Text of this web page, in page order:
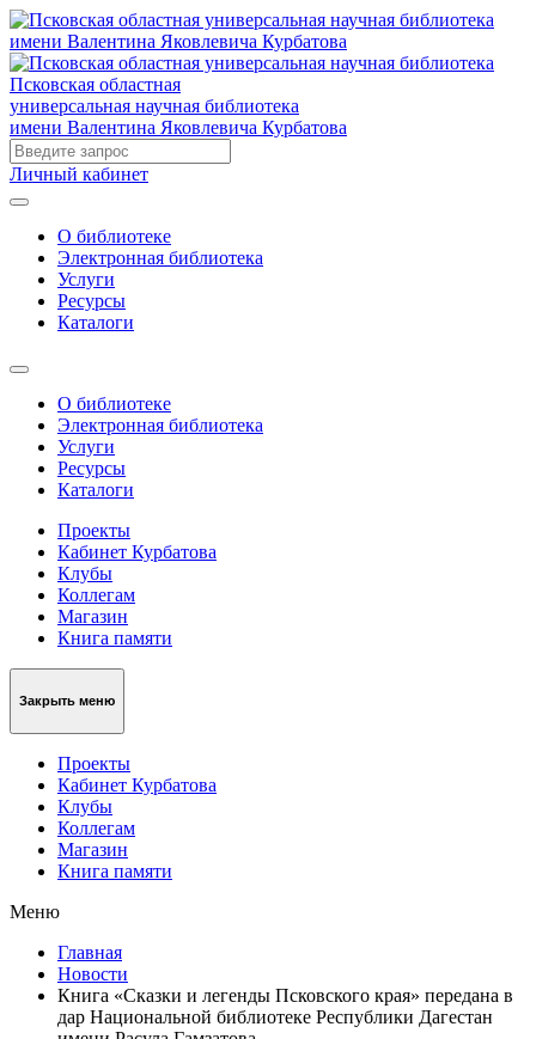
Псковская областная
универсальная научная библиотека
имени Валентина Яковлевича Курбатова
Личный кабинет
О библиотеке
Электронная библиотека
Услуги
Ресурсы
Каталоги
О библиотеке
Электронная библиотека
Услуги
Ресурсы
Каталоги
Проекты
Кабинет Курбатова
Клубы
Коллегам
Магазин
Книга памяти
Закрыть меню
Проекты
Кабинет Курбатова
Клубы
Коллегам
Магазин
Книга памяти
Меню
Главная
Новости
Книга «Сказки и легенды Псковского края» передана в
дар Национальной библиотеке Республики Дагестан